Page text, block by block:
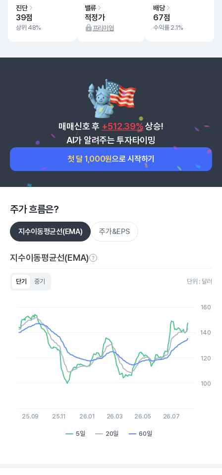
진단
39점
상위 48%
밸류
적정가
프리미엄
배당
67점
수익률 2.1%
매매신호 후 +512.39% 상승!
AI가 알려주는 투자타이밍
첫 달 1,000원으로 시작하기
주가 흐름은?
지수이동평균선(EMA) 주가&EPS
지수이동평균선(EMA)
단기 중기 단위 : 달러
View as data table, Chart
The chart has 1 X axis displaying Time. Data ranges from
The chart has 1 Y axis displaying values. Data ranges from
5일 20일 60일
25.09 25.11 26.01 26.03 26.05 26.07
100
120
140
160